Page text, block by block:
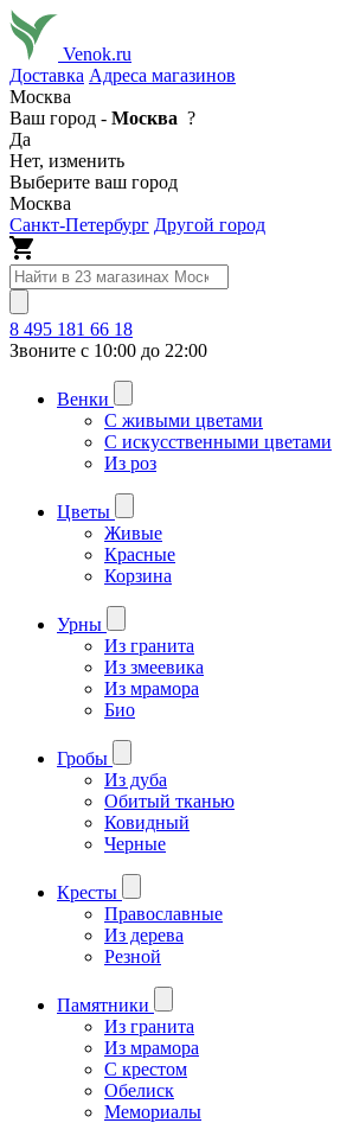
Venok.ru
Доставка Адреса магазинов
Москва
Ваш город - Москва ?
Да
Нет, изменить
Выберите ваш город
Москва
Санкт-Петербург Другой город
8 495 181 66 18
Звоните с 10:00 до 22:00
Венки
С живыми цветами
С искусственными цветами
Из роз
Цветы
Живые
Красные
Корзина
Урны
Из гранита
Из змеевика
Из мрамора
Био
Гробы
Из дуба
Обитый тканью
Ковидный
Черные
Кресты
Православные
Из дерева
Резной
Памятники
Из гранита
Из мрамора
С крестом
Обелиск
Мемориалы